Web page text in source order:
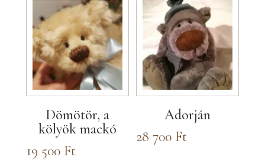
Dömötör, a
kölyök mackó
19 500 Ft
Adorján
28 700 Ft